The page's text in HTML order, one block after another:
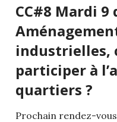
CC#8 Mardi 9
industrielles,
participer à
quartiers ?
Prochain rendez-